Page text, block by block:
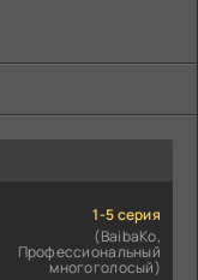
1-5 серия
(BaibaKo,
Профессиональный
многоголосый)